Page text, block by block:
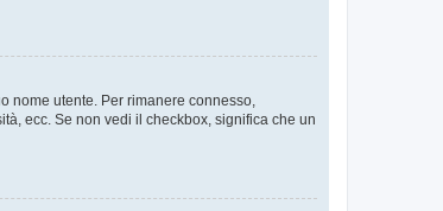
nome utente. Per rimanere connesso,
ecc. Se non vedi il checkbox, significa che un